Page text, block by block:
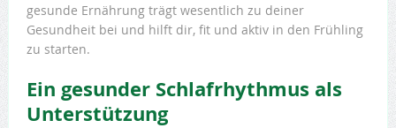
gesunde Ernährung trägt wesentlich zu deiner
Gesundheit bei und hilft dir, fit und aktiv in den Frühling
zu starten.
Ein gesunder Schlafrhythmus als
Unterstützung